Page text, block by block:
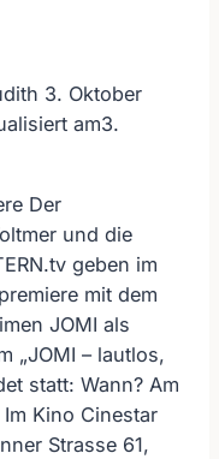
3. Oktober
am3.
Der
und die
geben im
mit dem
JOMI als
„JOMI – lautlos,
statt: Wann? Am
Im Kino Cinestar
Strasse 61,